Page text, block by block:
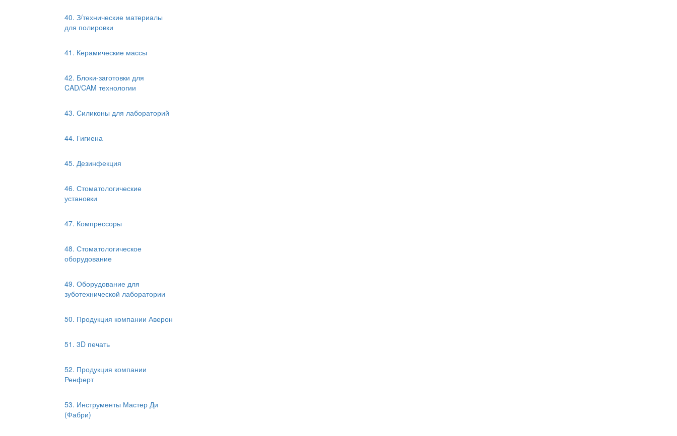
40. З/технические материалы
для полировки
41. Керамические массы
42. Блоки-заготовки для
CAD/CAM технологии
43. Силиконы для лабораторий
44. Гигиена
45. Дезинфекция
46. Стоматологические
установки
47. Компрессоры
48. Стоматологическое
оборудование
49. Оборудование для
зуботехнической лаборатории
50. Продукция компании Аверон
51. 3D печать
52. Продукция компании
Ренферт
53. Инструменты Мастер Ди
(Фабри)